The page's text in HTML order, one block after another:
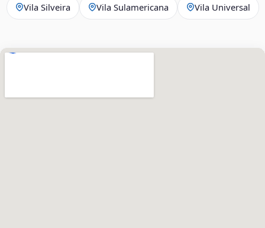
Vila Silveira Vila Sulamericana Vila Universal